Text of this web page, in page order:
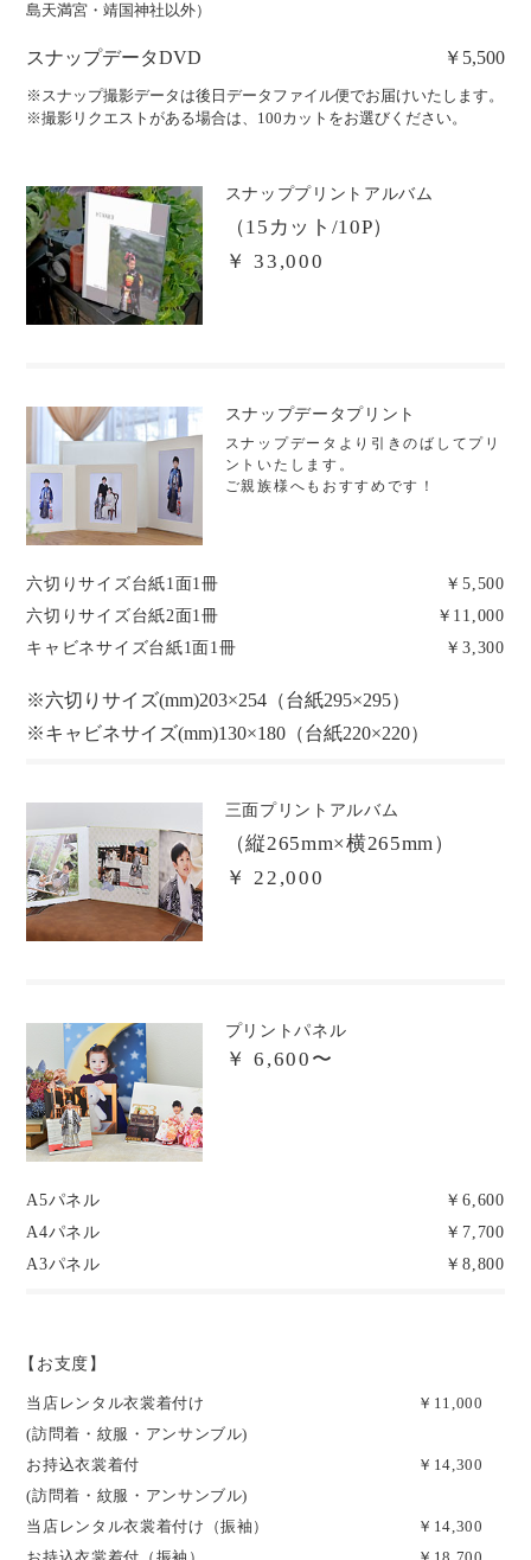
島天満宮・靖国神社以外）
スナップデータDVD ￥5,500
※スナップ撮影データは後日データファイル便でお届けいたします。
※撮影リクエストがある場合は、100カットをお選びください。
スナッププリントアルバム
（15カット/10P）
￥ 33,000
スナップデータプリント
スナップデータより引きのばしてプリ
ントいたします。
ご親族様へもおすすめです！
六切りサイズ台紙1面1冊
￥5,500
六切りサイズ台紙2面1冊
￥11,000
キャビネサイズ台紙1面1冊
￥3,300
※六切りサイズ(mm)203×254（台紙295×295）
※キャビネサイズ(mm)130×180（台紙220×220）
三面プリントアルバム
（縦265mm×横265mm）
￥ 22,000
プリントパネル
￥ 6,600〜
A5パネル
￥6,600
A4パネル
￥7,700
A3パネル
￥8,800
【お支度】
当店レンタル衣裳着付け
(訪問着・紋服・アンサンブル)
￥11,000
お持込衣裳着付
(訪問着・紋服・アンサンブル)
￥14,300
当店レンタル衣裳着付け（振袖）
￥14,300